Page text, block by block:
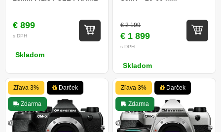
€ 899
s DPH
Skladom
€ 2 199
€ 1 899
s DPH
Skladom
Zľava 3% Darček
Zdarma
Zľava 3% Darček
Zdarma